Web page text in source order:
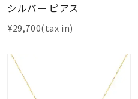
シルバー ピアス
¥29,700(tax in)